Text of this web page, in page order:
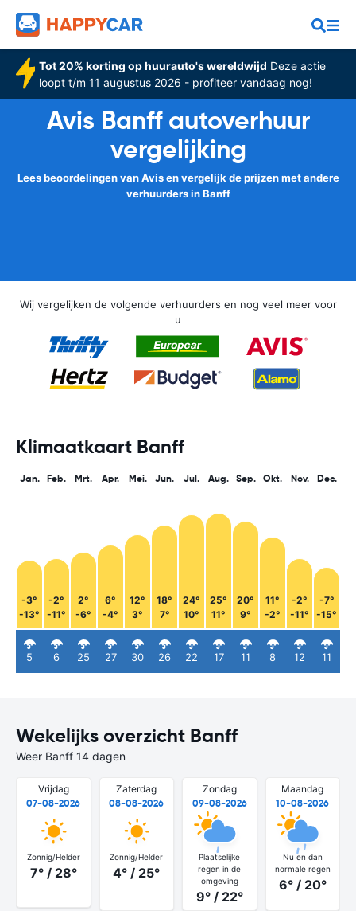
Tot 20% korting op huurauto's wereldwijd Deze actie
loopt t/m 11 augustus 2026 - profiteer vandaag nog!
Avis Banff autoverhuur
vergelijking
Lees beoordelingen van Avis en vergelijk de prijzen met andere
verhuurders in Banff
Wij vergelijken de volgende verhuurders en nog veel meer voor
u
Klimaatkaart Banff
Jan.
-3°
-13°
5
Feb.
-2°
-11°
6
Mrt.
2°
-6°
25
Apr.
6°
-4°
27
Mei.
12°
3°
30
Jun.
18°
7°
26
Jul.
24°
10°
22
Aug.
25°
11°
17
Sep.
20°
9°
11
Okt.
11°
-2°
8
Nov.
-2°
-11°
12
Dec.
-7°
-15°
11
Wekelijks overzicht Banff
Weer Banff 14 dagen
Vrijdag
07-08-2026
Zonnig/Helder
7° / 28°
Zaterdag
08-08-2026
Zonnig/Helder
4° / 25°
Zondag
09-08-2026
Plaatselijke
regen in de
omgeving
9° / 22°
Maandag
10-08-2026
Nu en dan
normale regen
6° / 20°